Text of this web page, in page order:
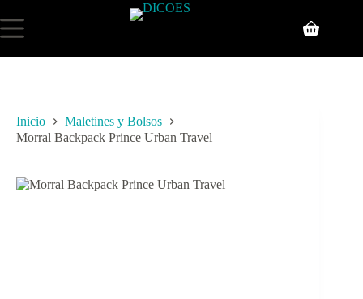
Inicio
Maletines y Bolsos
Morral Backpack Prince Urban Travel